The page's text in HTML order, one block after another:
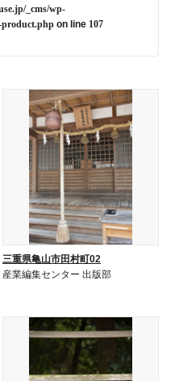
_cms/wp-
product.php on line 107
三重県亀山市田村町02
産業編集センター 出版部